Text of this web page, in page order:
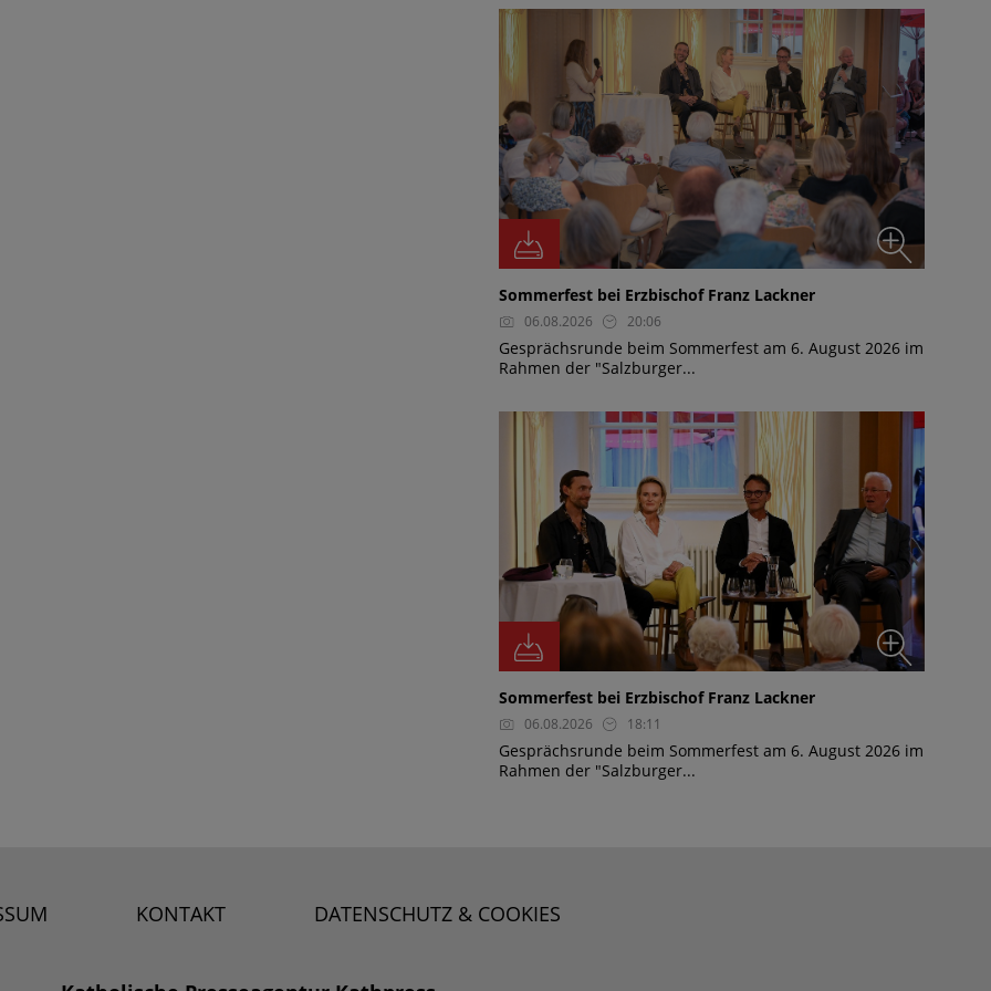
Sommerfest bei Erzbischof Franz Lackner
06.08.2026 20:06
Gesprächsrunde beim Sommerfest am 6. August 2026 im
Rahmen der "Salzburger...
Sommerfest bei Erzbischof Franz Lackner
06.08.2026 18:11
Gesprächsrunde beim Sommerfest am 6. August 2026 im
Rahmen der "Salzburger...
KONTAKT DATENSCHUTZ & COOKIES